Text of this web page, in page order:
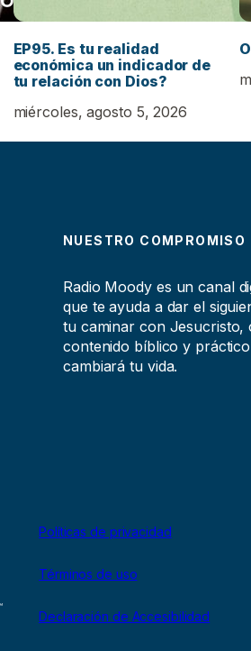
EP95. Es tu realidad
económica un indicador de
tu relación con Dios?
miércoles, agosto 5, 2026
NUESTRO COMPROMISO
Radio Moody es un canal
que te ayuda a dar el
tu caminar con Jesucristo,
contenido bíblico y
cambiará tu vida.
Políticas de privacidad
Términos de uso
Declaración de Accesibilidad